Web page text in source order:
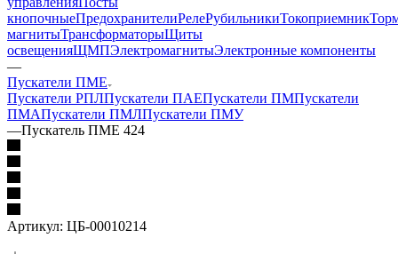
кнопочныеПредохранителиРелеРубильникиТокоприемник
магнитыТрансформаторыЩиты
освещенияЩМПЭлектромагнитыЭлектронные компоненты
—
Пускатели ПМЕ
Пускатели РПЛПускатели ПАЕПускатели ПМПускатели
ПМАПускатели ПМЛПускатели ПМУ
—Пускатель ПМЕ 424
Артикул: ЦБ-00010214